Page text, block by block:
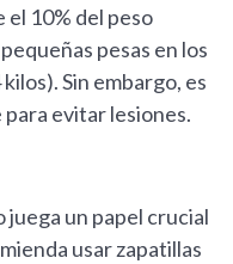
el 10% del peso
pesas en los
Sin embargo, es
evitar lesiones.
juega un papel crucial
usar zapatillas